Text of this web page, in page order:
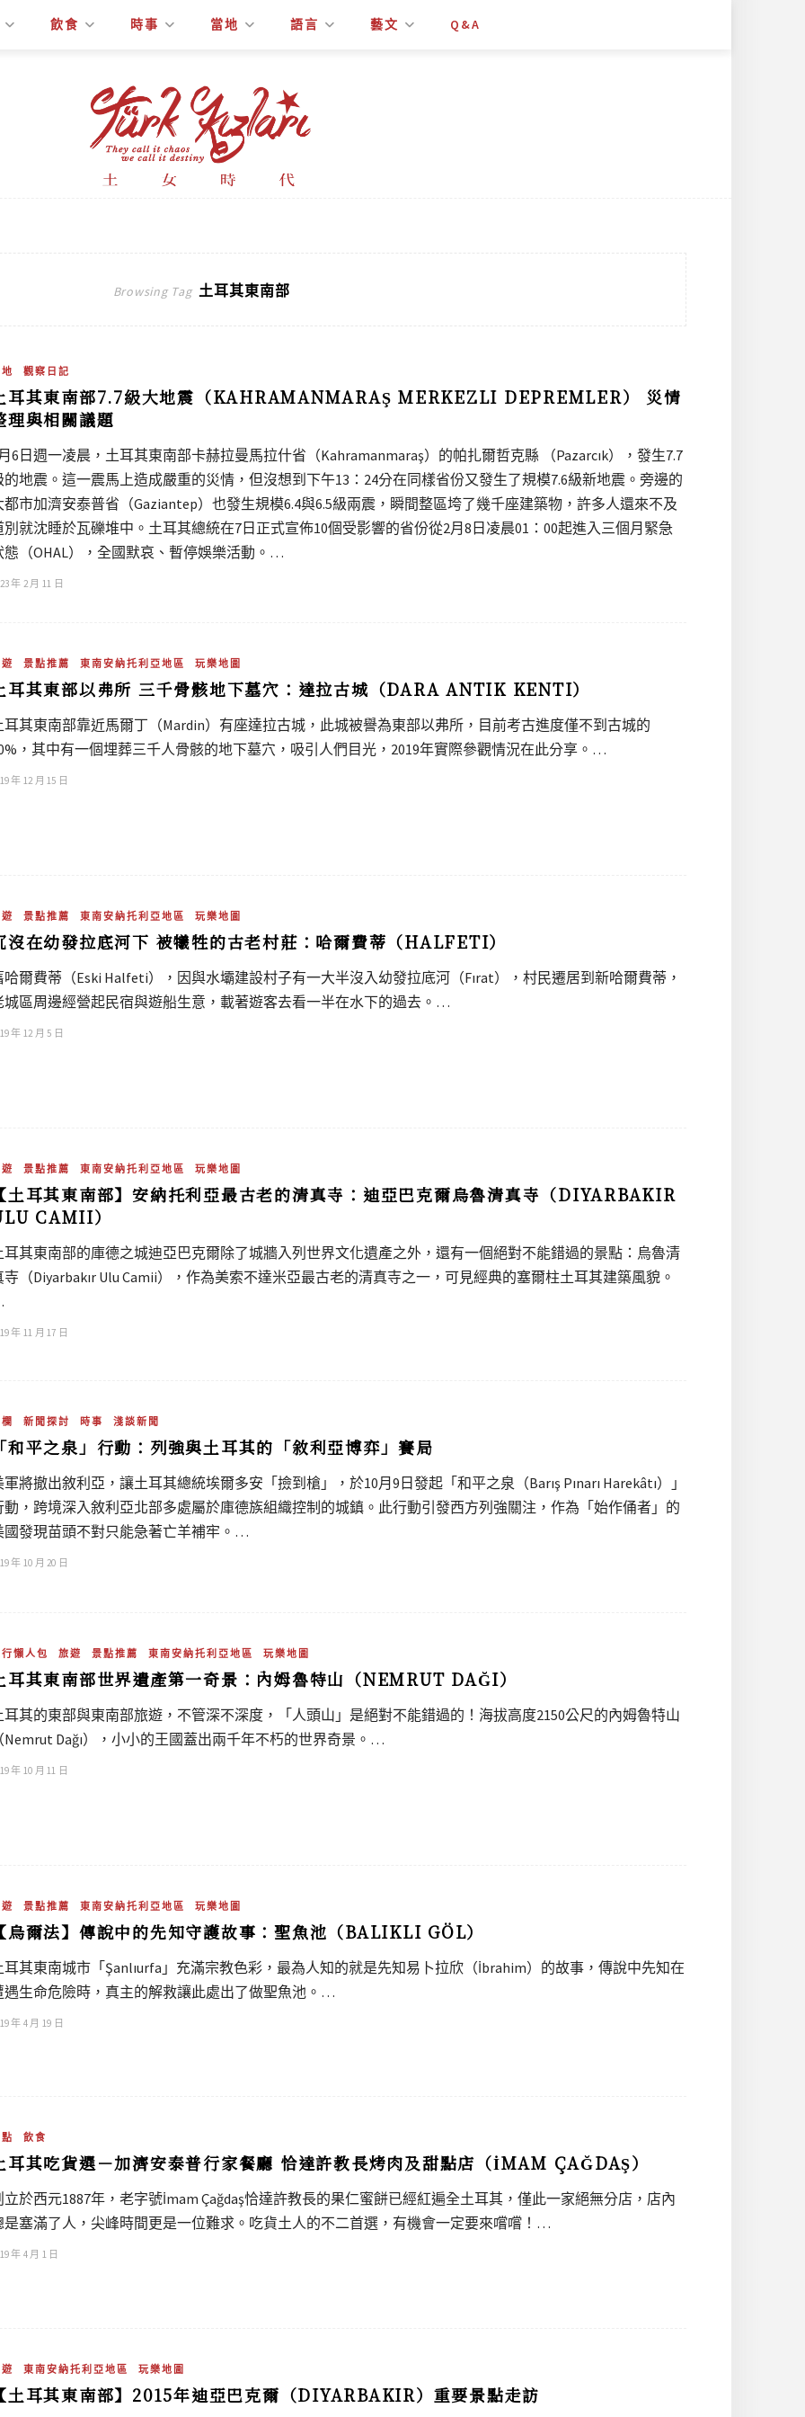
飲食 時事 當地 語言 藝文 Q&A
Browsing Tag 土耳其東南部
觀察日記
耳其東南部7.7級大地震（KAHRAMANMARAŞ MERKEZLI DEPREMLER） 災情
理與相關議題
6日週一凌晨，土耳其東南部卡赫拉曼馬拉什省（Kahramanmaraş）的帕扎爾哲克縣 （Pazarcık），發生7.7
的地震。這一震馬上造成嚴重的災情，但沒想到下午13：24分在同樣省份又發生了規模7.6級新地震。旁邊的
都市加濟安泰普省（Gaziantep）也發生規模6.4與6.5級兩震，瞬間整區垮了幾千座建築物，許多人還來不及
別就沈睡於瓦礫堆中。土耳其總統在7日正式宣佈10個受影響的省份從2月8日凌晨01：00起進入三個月緊急
態（OHAL），全國默哀、暫停娛樂活動。…
年 2 月 11 日
景點推薦 東南安納托利亞地區 玩樂地圖
耳其東部以弗所 三千骨骸地下墓穴：達拉古城（DARA ANTIK KENTI）
耳其東南部靠近馬爾丁（Mardin）有座達拉古城，此城被譽為東部以弗所，目前考古進度僅不到古城的
，其中有一個埋葬三千人骨骸的地下墓穴，吸引人們目光，2019年實際參觀情況在此分享。…
年 12 月 15 日
景點推薦 東南安納托利亞地區 玩樂地圖
沒在幼發拉底河下 被犧牲的古老村莊：哈爾費蒂（HALFETI）
哈爾費蒂（Eski Halfeti），因與水壩建設村子有一大半沒入幼發拉底河（Fırat），村民遷居到新哈爾費蒂，
城區周邊經營起民宿與遊船生意，載著遊客去看一半在水下的過去。…
年 12 月 5 日
景點推薦 東南安納托利亞地區 玩樂地圖
土耳其東南部】安納托利亞最古老的清真寺：迪亞巴克爾烏魯清真寺（DIYARBAKIR
CAMII）
耳其東南部的庫德之城迪亞巴克爾除了城牆入列世界文化遺產之外，還有一個絕對不能錯過的景點：烏魯清
寺（Diyarbakır Ulu Camii），作為美索不達米亞最古老的清真寺之一，可見經典的塞爾柱土耳其建築風貌。
年 11 月 17 日
新聞探討 時事 淺談新聞
和平之泉」行動：列強與土耳其的「敘利亞博弈」賽局
軍將撤出敘利亞，讓土耳其總統埃爾多安「撿到槍」，於10月9日發起「和平之泉（Barış Pınarı Harekâtı）」
動，跨境深入敘利亞北部多處屬於庫德族組織控制的城鎮。此行動引發西方列強關注，作為「始作俑者」的
國發現苗頭不對只能急著亡羊補牢。…
年 10 月 20 日
懶人包 旅遊 景點推薦 東南安納托利亞地區 玩樂地圖
耳其東南部世界遺產第一奇景：內姆魯特山（NEMRUT DAĞI）
耳其的東部與東南部旅遊，不管深不深度，「人頭山」是絕對不能錯過的！海拔高度2150公尺的內姆魯特山
Nemrut Dağı），小小的王國蓋出兩千年不朽的世界奇景。…
年 10 月 11 日
景點推薦 東南安納托利亞地區 玩樂地圖
烏爾法】傳說中的先知守護故事：聖魚池（BALIKLI GÖL）
耳其東南城市「Şanlıurfa」充滿宗教色彩，最為人知的就是先知易卜拉欣（İbrahim）的故事，傳說中先知在
遇生命危險時，真主的解救讓此處出了做聖魚池。…
年 4 月 19 日
飲食
耳其吃貨選－加濟安泰普行家餐廳 恰達許教長烤肉及甜點店（İMAM ÇAĞDAŞ）
立於西元1887年，老字號İmam Çağdaş恰達許教長的果仁蜜餅已經紅遍全土耳其，僅此一家絕無分店，店內
是塞滿了人，尖峰時間更是一位難求。吃貨土人的不二首選，有機會一定要來嚐嚐！…
年 4 月 1 日
東南安納托利亞地區 玩樂地圖
土耳其東南部】2015年迪亞巴克爾（DIYARBAKIR）重要景點走訪